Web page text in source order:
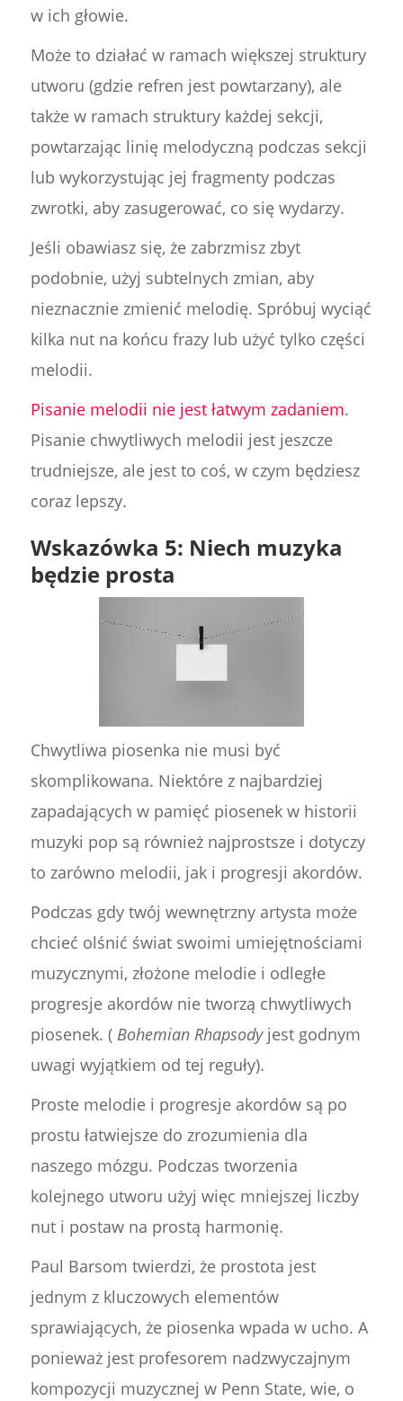
w ich głowie.
Może to działać w ramach większej struktury
utworu (gdzie refren jest powtarzany), ale
także w ramach struktury każdej sekcji,
powtarzając linię melodyczną podczas sekcji
lub wykorzystując jej fragmenty podczas
zwrotki, aby zasugerować, co się wydarzy.
Jeśli obawiasz się, że zabrzmisz zbyt
podobnie, użyj subtelnych zmian, aby
nieznacznie zmienić melodię. Spróbuj wyciąć
kilka nut na końcu frazy lub użyć tylko części
melodii.
Pisanie melodii nie jest łatwym zadaniem.
Pisanie chwytliwych melodii jest jeszcze
trudniejsze, ale jest to coś, w czym będziesz
coraz lepszy.
Wskazówka 5: Niech muzyka
będzie prosta
Chwytliwa piosenka nie musi być
skomplikowana. Niektóre z najbardziej
zapadających w pamięć piosenek w historii
muzyki pop są również najprostsze i dotyczy
to zarówno melodii, jak i progresji akordów.
Podczas gdy twój wewnętrzny artysta może
chcieć olśnić świat swoimi umiejętnościami
muzycznymi, złożone melodie i odległe
progresje akordów nie tworzą chwytliwych
piosenek. ( Bohemian Rhapsodyjest godnym
uwagi wyjątkiem od tej reguły).
Proste melodie i progresje akordów są po
prostu łatwiejsze do zrozumienia dla
naszego mózgu. Podczas tworzenia
kolejnego utworu użyj więc mniejszej liczby
nut i postaw na prostą harmonię.
Paul Barsom twierdzi, że prostota jest
jednym z kluczowych elementów
sprawiających, że piosenka wpada w ucho. A
ponieważ jest profesorem nadzwyczajnym
kompozycji muzycznej w Penn State, wie, o